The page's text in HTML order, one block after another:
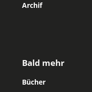
Archif
Bald mehr
Bücher